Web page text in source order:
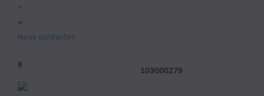
-
-
Nous contacter
6
103000279